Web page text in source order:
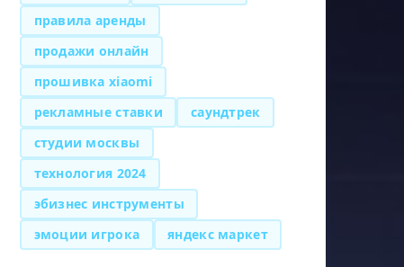
правила аренды
продажи онлайн
прошивка xiaomi
рекламные ставки
саундтрек
студии москвы
технология 2024
эбизнес инструменты
эмоции игрока
яндекс маркет